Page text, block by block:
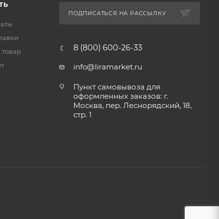
товар
ПОДПИСАТЬСЯ НА РАССЫЛКУ
8 (800) 600-26-33
info@liramarket.ru
Пункт самовывоза для
оформленных заказов: г.
Москва, пер. Леснорядский, 18,
стр. 1